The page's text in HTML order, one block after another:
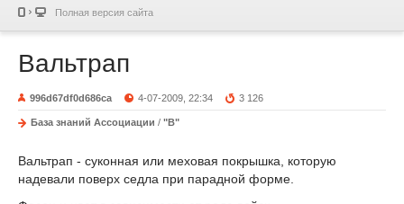
Полная версия сайта
Вальтрап
996d67df0d686ca 4-07-2009, 22:34 3 126
База знаний Ассоциации / "В"
Вальтрап - суконная или меховая покрышка, которую
надевали поверх седла при парадной форме.